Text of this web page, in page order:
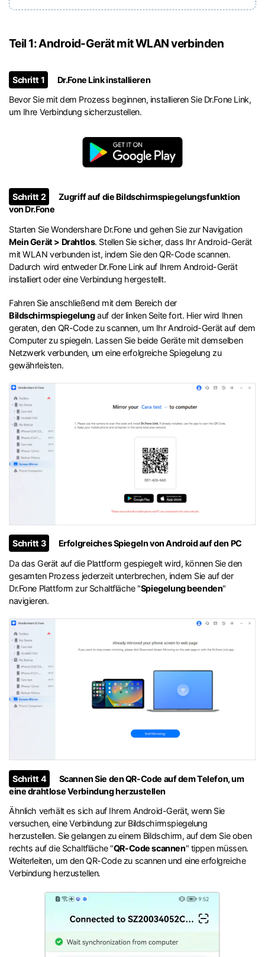
Teil 1: Android-Gerät mit WLAN verbinden
Schritt 1
Dr.Fone Link installieren
Bevor Sie mit dem Prozess beginnen, installieren Sie Dr.Fone Link,
um Ihre Verbindung sicherzustellen.
Schritt 2
Zugriff auf die Bildschirmspiegelungsfunktion
von Dr.Fone
Starten Sie Wondershare Dr.Fone und gehen Sie zur Navigation
Mein Gerät > Drahtlos. Stellen Sie sicher, dass Ihr Android-Gerät
mit WLAN verbunden ist, indem Sie den QR-Code scannen.
Dadurch wird entweder Dr.Fone Link auf Ihrem Android-Gerät
installiert oder eine Verbindung hergestellt.
Fahren Sie anschließend mit dem Bereich der
Bildschirmspiegelungauf der linken Seite fort. Hier wird Ihnen
geraten, den QR-Code zu scannen, um Ihr Android-Gerät auf dem
Computer zu spiegeln. Lassen Sie beide Geräte mit demselben
Netzwerk verbunden, um eine erfolgreiche Spiegelung zu
gewährleisten.
Schritt 3
Erfolgreiches Spiegeln von Android auf den PC
Da das Gerät auf die Plattform gespiegelt wird, können Sie den
gesamten Prozess jederzeit unterbrechen, indem Sie auf der
Dr.Fone Plattform zur Schaltfläche "Spiegelung beenden"
navigieren.
Schritt 4
Scannen Sie den QR-Code auf dem Telefon, um
eine drahtlose Verbindung herzustellen
Ähnlich verhält es sich auf Ihrem Android-Gerät, wenn Sie
versuchen, eine Verbindung zur Bildschirmspiegelung
herzustellen. Sie gelangen zu einem Bildschirm, auf dem Sie oben
rechts auf die Schaltfläche "QR-Code scannen" tippen müssen.
Weiterleiten, um den QR-Code zu scannen und eine erfolgreiche
Verbindung herzustellen.